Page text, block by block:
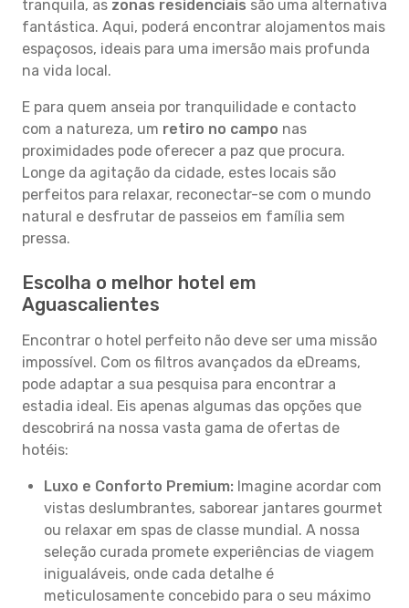
tranquila, as zonas residenciais são uma alternativa
fantástica. Aqui, poderá encontrar alojamentos mais
espaçosos, ideais para uma imersão mais profunda
na vida local.
E para quem anseia por tranquilidade e contacto
com a natureza, um retiro no campo nas
proximidades pode oferecer a paz que procura.
Longe da agitação da cidade, estes locais são
perfeitos para relaxar, reconectar-se com o mundo
natural e desfrutar de passeios em família sem
pressa.
Escolha o melhor hotel em
Aguascalientes
Encontrar o hotel perfeito não deve ser uma missão
impossível. Com os filtros avançados da eDreams,
pode adaptar a sua pesquisa para encontrar a
estadia ideal. Eis apenas algumas das opções que
descobrirá na nossa vasta gama de ofertas de
hotéis:
Luxo e Conforto Premium: Imagine acordar com
vistas deslumbrantes, saborear jantares gourmet
ou relaxar em spas de classe mundial. A nossa
seleção curada promete experiências de viagem
inigualáveis, onde cada detalhe é
meticulosamente concebido para o seu máximo